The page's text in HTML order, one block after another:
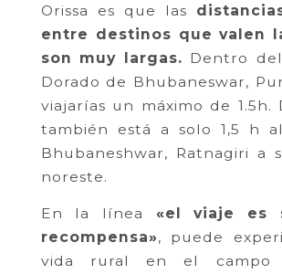
Orissa es que las
entre destinos que valen
son muy largas. Dentro
Dorado de Bhubaneswar,
viajarías un máximo de 1.5h.
también está a solo 1,5 h
Bhubaneshwar, Ratnagiri a
noreste.
En la línea
«el viaje es
recompensa», puede
vida rural en el campo